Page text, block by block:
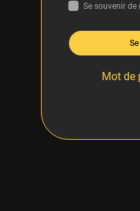
Se souvenir de
Mot de